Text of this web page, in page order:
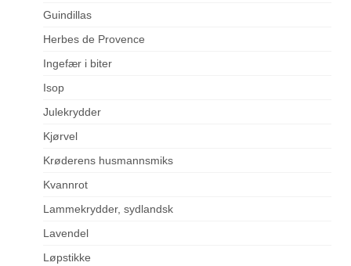
Guindillas
Herbes de Provence
Ingefær i biter
Isop
Julekrydder
Kjørvel
Krøderens husmannsmiks
Kvannrot
Lammekrydder, sydlandsk
Lavendel
Løpstikke